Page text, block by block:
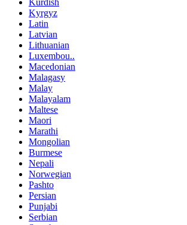
Kyrgyz
Latin
Latvian
Lithuanian
Luxembou..
Macedonian
Malagasy
Malay
Malayalam
Maltese
Maori
Marathi
Mongolian
Burmese
Nepali
Norwegian
Pashto
Persian
Punjabi
Serbian